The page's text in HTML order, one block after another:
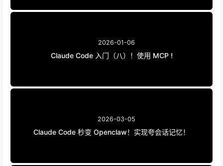
2026-01-06
Claude Code 入门（八）！使用 MCP !
2026-03-05
Claude Code 秒变 Openclaw！实现夸会话记忆！